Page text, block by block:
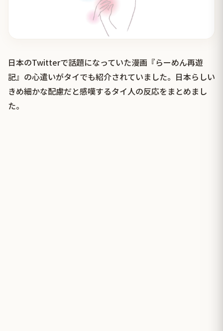
日本のTwitterで話題になっていた漫画『らーめん再遊
記』の心遣いがタイでも紹介されていました。日本らしい
きめ細かな配慮だと感嘆するタイ人の反応をまとめまし
た。